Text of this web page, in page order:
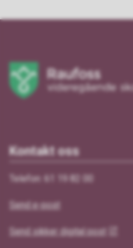
Kontakt oss
Telefon: 61 19 82 00
Send e-post
Send sikker digital post